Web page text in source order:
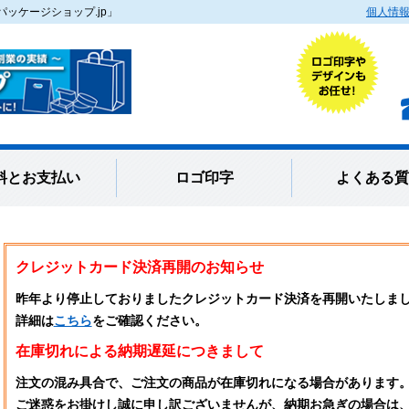
ケージショップ.jp」 個人情
とお支払い ロゴ印字 よくある
クレジットカード決済再開のお知らせ
昨年より停止しておりましたクレジットカード決済を再開いたしま
詳細はこちらをご確認ください。
在庫切れによる納期遅延につきまして
注文の混み具合で、ご注文の商品が在庫切れになる場合があります
ご迷惑をお掛けし誠に申し訳ございませんが、納期お急ぎの場合は